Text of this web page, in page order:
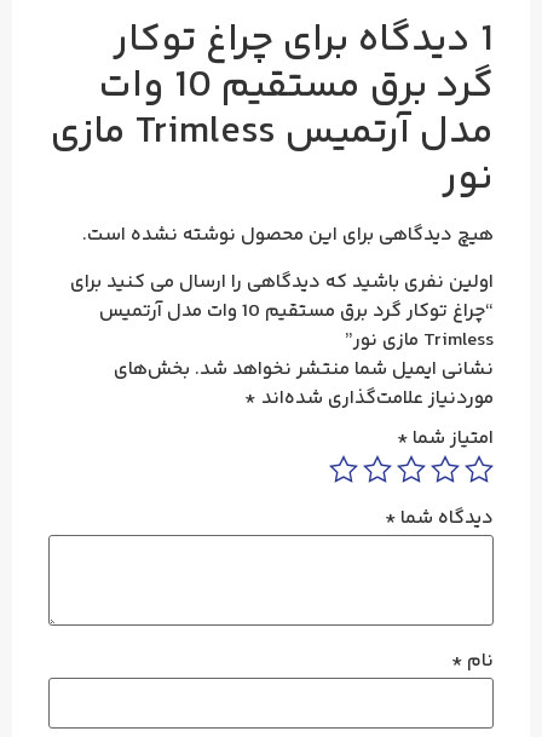
1 دیدگاه برای چراغ توکار
گرد برق مستقیم 10 وات
مدل آرتمیس Trimless مازی
نور
هیچ دیدگاهی برای این محصول نوشته نشده است.
اولین نفری باشید که دیدگاهی را ارسال می کنید برای
“چراغ توکار گرد برق مستقیم 10 وات مدل آرتمیس
Trimless مازی نور”
نشانی ایمیل شما منتشر نخواهد شد. بخش‌های
موردنیاز علامت‌گذاری شده‌اند *
امتیاز شما *
دیدگاه شما *
نام *